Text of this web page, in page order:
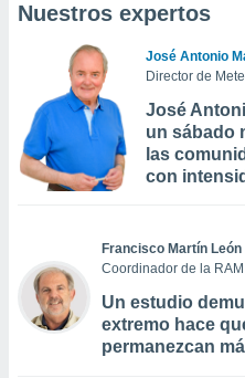
Nuestros expertos
José Antonio
Director de
José
un sábado
las
con
Francisco Martín León
Coordinador de la RAM
Un estudio
extremo hace
permanezcan